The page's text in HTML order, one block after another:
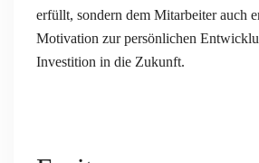
erfüllt, sondern dem Mitarbeiter auch
Motivation zur persönlichen
Investition in die Zukunft.